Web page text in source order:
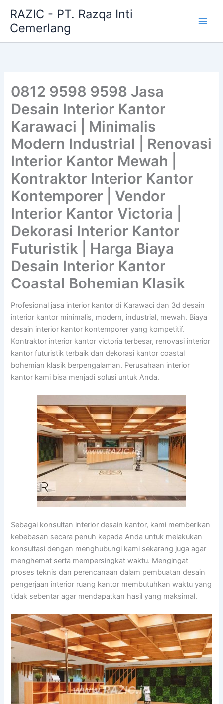
content
RAZIC - PT. Razqa Inti
Cemerlang
0812 9598 9598 Jasa
Desain Interior Kantor
Karawaci | Minimalis
Modern Industrial | Renovasi
Interior Kantor Mewah |
Kontraktor Interior Kantor
Kontemporer | Vendor
Interior Kantor Victoria |
Dekorasi Interior Kantor
Futuristik | Harga Biaya
Desain Interior Kantor
Coastal Bohemian Klasik
Profesional jasa interior kantor di Karawaci dan 3d desain
interior kantor minimalis, modern, industrial, mewah. Biaya
desain interior kantor kontemporer yang kompetitif.
Kontraktor interior kantor victoria terbesar, renovasi interior
kantor futuristik terbaik dan dekorasi kantor coastal
bohemian klasik berpengalaman. Perusahaan interior
kantor kami bisa menjadi solusi untuk Anda.
Sebagai konsultan interior desain kantor, kami memberikan
kebebasan secara penuh kepada Anda untuk melakukan
konsultasi dengan menghubungi kami sekarang juga agar
menghemat serta mempersingkat waktu. Mengingat
proses teknis dan perencanaan dalam pembuatan desain
pengerjaan interior ruang kantor membutuhkan waktu yang
tidak sebentar agar mendapatkan hasil yang maksimal.